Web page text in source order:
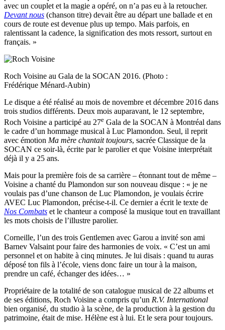
avec un couplet et la magie a opéré, on n’a pas eu à la retoucher.
Devant nous (chanson titre) devait être au départ une ballade et en
cours de route est devenue plus up tempo. Mais parfois, en
ralentissant la cadence, la signification des mots ressort, surtout en
français. »
Roch Voisine au Gala de la SOCAN 2016. (Photo :
Frédérique Ménard-Aubin)
Le disque a été réalisé au mois de novembre et décembre 2016 dans
trois studios différents. Deux mois auparavant, le 12 septembre,
Roch Voisine a participé au 27e Gala de la SOCAN à Montréal dans
le cadre d’un hommage musical à Luc Plamondon. Seul, il reprit
avec émotion Ma mère chantait toujours, sacrée Classique de la
SOCAN ce soir-là, écrite par le parolier et que Voisine interprétait
déjà il y a 25 ans.
Mais pour la première fois de sa carrière – étonnant tout de même –
Voisine a chanté du Plamondon sur son nouveau disque : « je ne
voulais pas d’une chanson de Luc Plamondon, je voulais écrire
AVEC Luc Plamondon, précise-t-il. Ce dernier a écrit le texte de
Nos Combats et le chanteur a composé la musique tout en travaillant
les mots choisis de l’illustre parolier.
Corneille, l’un des trois Gentlemen avec Garou a invité son ami
Barnev Valsaint pour faire des harmonies de voix. « C’est un ami
personnel et on habite à cinq minutes. Je lui disais : quand tu auras
déposé ton fils à l’école, viens donc faire un tour à la maison,
prendre un café, échanger des idées… »
Propriétaire de la totalité de son catalogue musical de 22 albums et
de ses éditions, Roch Voisine a compris qu’un R.V. International
bien organisé, du studio à la scène, de la production à la gestion du
patrimoine, était de mise. Hélène est à lui. Et le sera pour toujours.